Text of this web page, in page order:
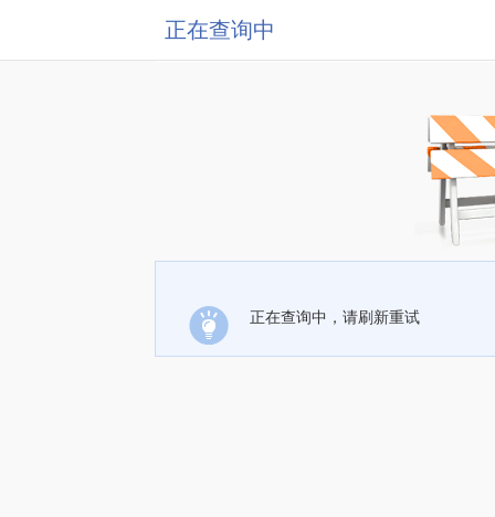
正在查询中
正在查询中，请刷新重试